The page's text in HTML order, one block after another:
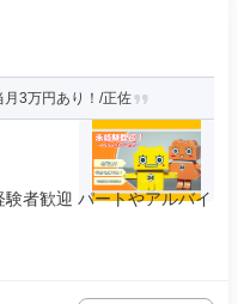
3万円あり！/正佐
者歓迎 パートやアルバイ